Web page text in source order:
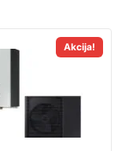
Akcija!